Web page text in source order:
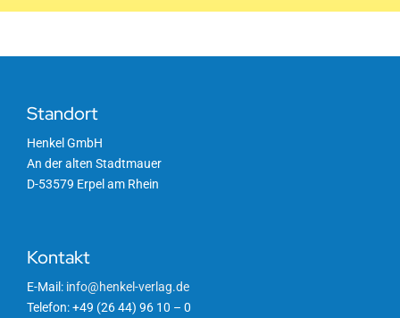
Standort
Henkel GmbH
An der alten Stadtmauer
D-53579 Erpel am Rhein
Kontakt
E-Mail: info@henkel-verlag.de
Telefon: +49 (26 44) 96 10 – 0